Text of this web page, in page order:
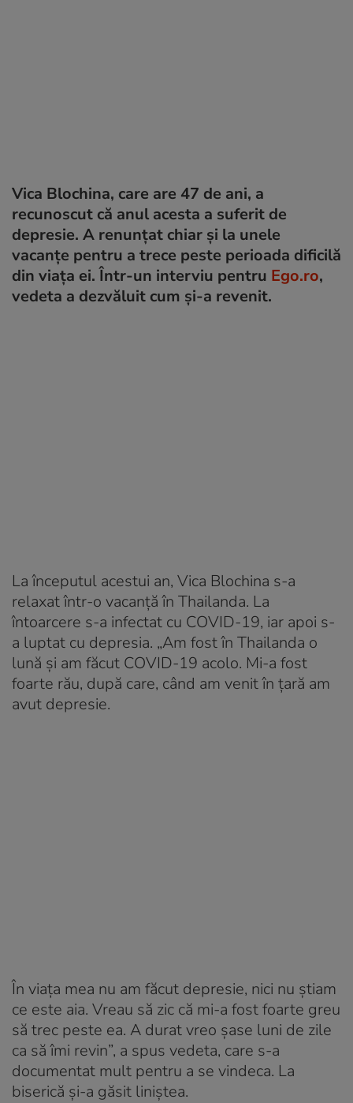
Vica Blochina, care are 47 de ani, a
recunoscut că anul acesta a suferit de
depresie. A renunțat chiar și la unele
vacanțe pentru a trece peste perioada dificilă
din viața ei. Într-un interviu pentru Ego.ro,
vedeta a dezvăluit cum și-a revenit.
La începutul acestui an, Vica Blochina s-a
relaxat într-o vacanță în Thailanda. La
întoarcere s-a infectat cu COVID-19, iar apoi s-
a luptat cu depresia. „Am fost în Thailanda o
lună și am făcut COVID-19 acolo. Mi-a fost
foarte rău, după care, când am venit în țară am
avut depresie.
În viața mea nu am făcut depresie, nici nu știam
ce este aia. Vreau să zic că mi-a fost foarte greu
să trec peste ea. A durat vreo șase luni de zile
ca să îmi revin”, a spus vedeta, care s-a
documentat mult pentru a se vindeca. La
biserică și-a găsit liniștea.